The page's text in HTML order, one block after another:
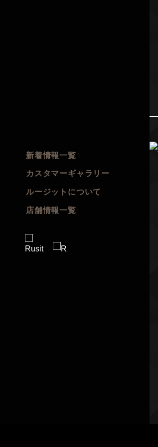
新着情報一覧
カスタマーギャラリー
ルージットについて
店舗情報一覧